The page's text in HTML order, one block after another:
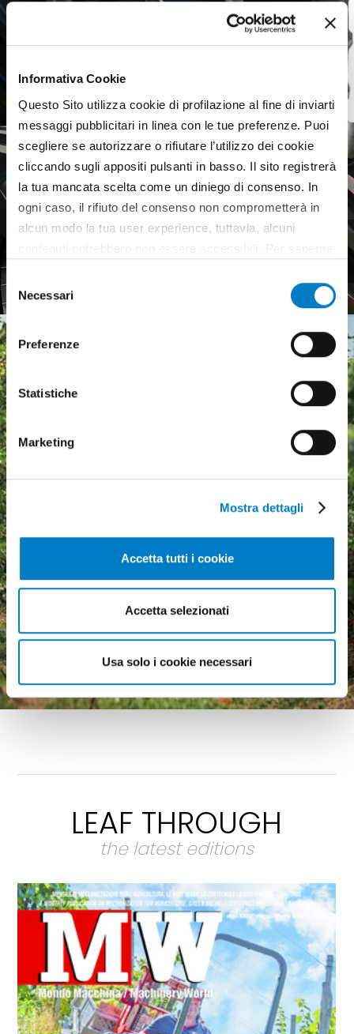
Informativa Cookie
Questo Sito utilizza cookie di profilazione al fine di inviarti
messaggi pubblicitari in linea con le tue preferenze. Puoi
scegliere se autorizzare o rifiutare l’utilizzo dei cookie
cliccando sugli appositi pulsanti in basso. Il sito registrerà
la tua mancata scelta come un diniego di consenso. In
ogni caso, il rifiuto del consenso non comprometterà in
alcun modo la tua user experience, tuttavia, alcuni
all’utilizzo di tutti, o solamente di alcuni di essi, ti
del
consenso
Necessari
Preferenze
Statistiche
Marketing
Mostra dettagli
Accetta tutti i cookie
Accetta selezionati
Usa solo i cookie necessari
Agricultural tyres, a weak
European market
Agricultural machinery, a
growing market but
economic uncertainty
weighs heavily
LEAF THROUGH
the latest editions